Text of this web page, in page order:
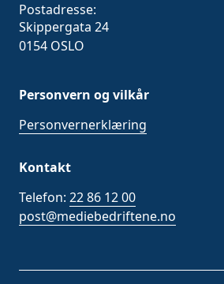
Postadresse:
Skippergata 24
0154 OSLO
Personvern og vilkår
Personvernerklæring
Kontakt
Telefon: 22 86 12 00
post@mediebedriftene.no